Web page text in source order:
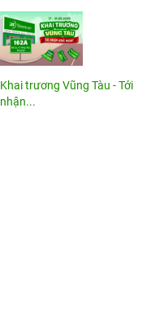
Khai trương Vũng Tàu - Tới
nhận...